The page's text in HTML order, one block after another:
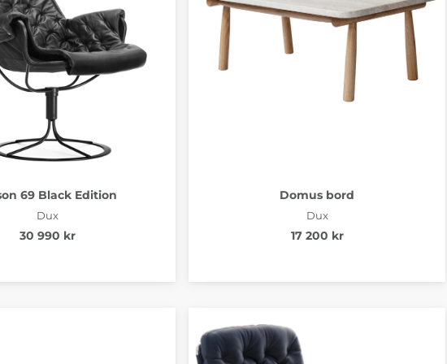
69 Black Edition
Dux
30 990 kr
Domus bord
Dux
17 200 kr